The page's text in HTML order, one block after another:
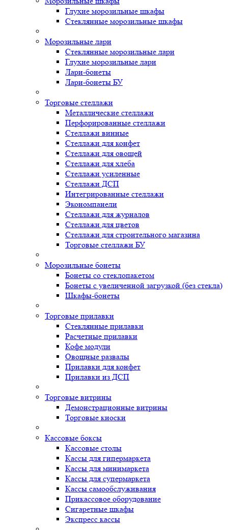
Глухие морозильные шкафы
Стеклянные морозильные шкафы
Морозильные лари
Стеклянные морозильные лари
Глухие морозильные лари
Лари-бонеты
Лари-бонеты БУ
Торговые стеллажи
Металлические стеллажи
Перфорированные стеллажи
Стеллажи винные
Стеллажи для конфет
Стеллажи для овощей
Стеллажи для хлеба
Стеллажи усиленные
Стеллажи ДСП
Интегрированные стеллажи
Экономпанели
Стеллажи для журналов
Стеллажи для цветов
Стеллажи для строительного магазина
Торговые стеллажи БУ
Морозильные бонеты
Бонеты со стеклопакетом
Бонеты с увеличенной загрузкой (без стекла)
Шкафы-бонеты
Торговые прилавки
Стеклянные прилавки
Расчетные прилавки
Кофе модули
Овощные развалы
Прилавки для конфет
Прилавки из ДСП
Торговые витрины
Демонстрационные витрины
Торговые киоски
Кассовые боксы
Кассовые столы
Кассы для гипермаркета
Кассы для минимаркета
Кассы для супермаркета
Кассы самообслуживания
Прикассовое оборудование
Сигаретные шкафы
Экспресс кассы